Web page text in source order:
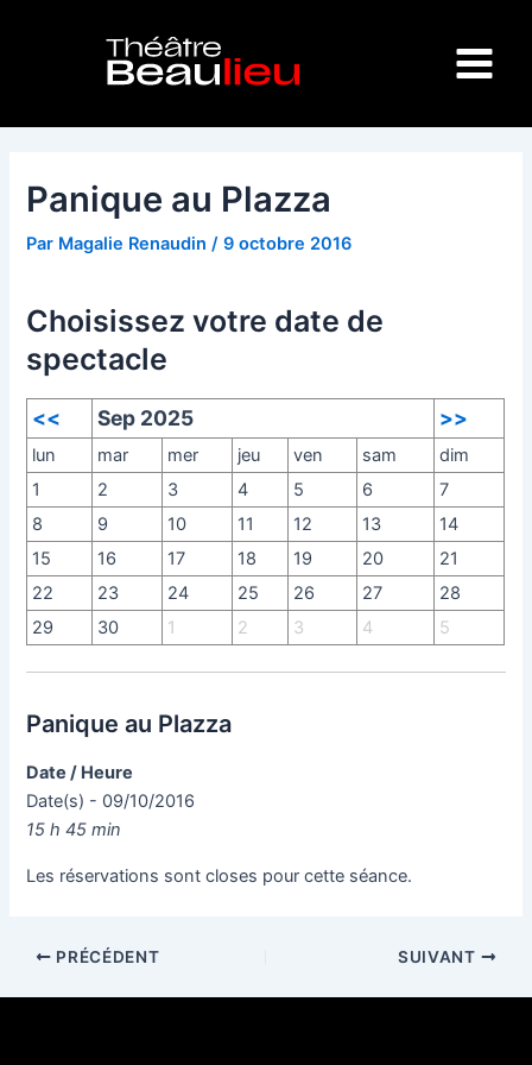
Menu
Panique au Plazza
Par Magalie Renaudin/9 octobre 2016
Choisissez votre date de
spectacle
<< Sep 2025 >>
lun mar mer jeu ven sam
dim
1
2 3 4 5 6
7
8
9 10 11 12 13
14
15
16 17 18 19 20
21
22
23 24 25 26 27
28
29
30 1 2 3 4 5
Panique au Plazza
Date / Heure
Date(s) - 09/10/2016
15 h 45 min
Les réservations sont closes pour cette séance.
PRÉCÉDENT SUIVANT